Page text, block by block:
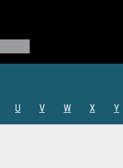
U V W X Y